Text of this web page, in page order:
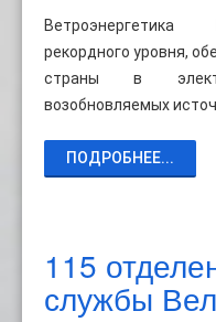
Ветроэнергетика
рекордного уровня,
страны в
возобновляемых
ПОДРОБНЕЕ...
115
службы